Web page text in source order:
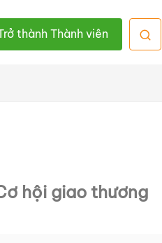
thành Thành viên
hội giao thương